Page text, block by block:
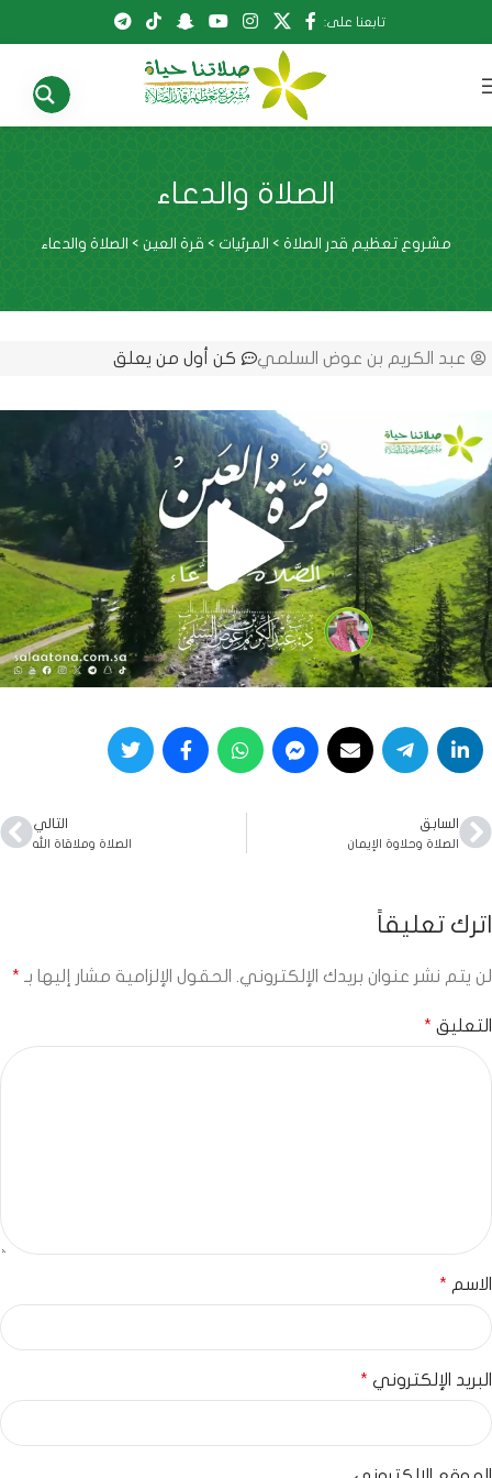
تابعنا على:
الصلاة والدعاء
مشروع تعظيم قدر الصلاة > المرئيات > قرة العين > الصلاة والدعاء
عبد الكريم بن عوض السلمي كن أول من يعلق
السابق
الصلاة وحلاوة الإيمان
التالي
الصلاة وملاقاة الله
اترك تعليقاً
لن يتم نشر عنوان بريدك الإلكتروني. الحقول الإلزامية مشار إليها بـ *
التعليق *
الاسم *
البريد الإلكتروني *